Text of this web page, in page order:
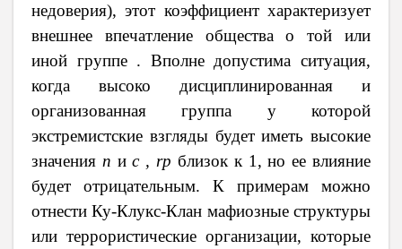
недоверия), этот коэффициент характеризует
внешнее впечатление общества о той или
иной группе . Вполне допустима ситуация,
когда высоко дисциплинированная и
организованная группа у которой
экстремистские взгляды будет иметь высокие
значения п ис , rр близок к 1, но ее влияние
будет отрицательным. К примерам можно
отнести Ку-Клукс-Клан мафиозные структуры
или террористические организации, которые